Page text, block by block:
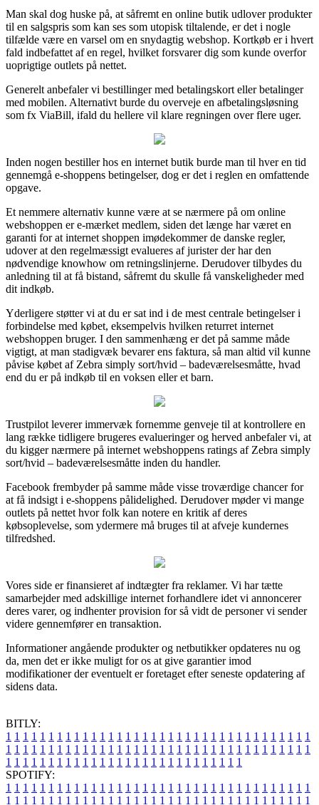
Man skal dog huske på, at såfremt en online butik udlover produkter
til en salgspris som kan ses som utopisk tiltalende, er det i nogle
tilfælde være en varsel om en snydagtig webshop. Kortkøb er i hvert
fald indbefattet af en regel, hvilket forsvarer dig som kunde overfor
uoprigtige outlets på nettet.
Generelt anbefaler vi bestillinger med betalingskort eller betalinger
med mobilen. Alternativt burde du overveje en afbetalingsløsning
som fx ViaBill, ifald du hellere vil klare regningen over flere uger.
Inden nogen bestiller hos en internet butik burde man til hver en tid
gennemgå e-shoppens betingelser, dog er det i reglen en omfattende
opgave.
Et nemmere alternativ kunne være at se nærmere på om online
webshoppen er e-mærket medlem, siden det længe har været en
garanti for at internet shoppen imødekommer de danske regler,
udover at den regelmæssigt evalueres af jurister der har den
nødvendige knowhow om retningslinjerne. Derudover tilbydes du
anledning til at få bistand, såfremt du skulle få vanskeligheder med
dit indkøb.
Yderligere støtter vi at du er sat ind i de mest centrale betingelser i
forbindelse med købet, eksempelvis hvilken returret internet
webshoppen bruger. I den sammenhæng er det på samme måde
vigtigt, at man stadigvæk bevarer ens faktura, så man altid vil kunne
påvise købet af Zebra simply sort/hvid – badeværelsesmåtte, hvad
end du er på indkøb til en voksen eller et barn.
Trustpilot leverer immervæk fornemme genveje til at kontrollere en
lang række tidligere brugeres evalueringer og herved anbefaler vi, at
du kigger nærmere på internet webshoppens ratings af Zebra simply
sort/hvid – badeværelsesmåtte inden du handler.
Facebook frembyder på samme måde visse troværdige chancer for
at få indsigt i e-shoppens pålidelighed. Derudover møder vi mange
outlets på nettet hvor folk kan notere en kritik af deres
købsoplevelse, som ydermere må bruges til at afveje kundernes
tilfredshed.
Vores side er finansieret af indtægter fra reklamer. Vi har tætte
samarbejder med adskillige internet forhandlere idet vi annoncerer
deres varer, og indhenter provision for så vidt de personer vi sender
videre gennemfører en transaktion.
Informationer angående produkter og netbutikker opdateres nu og
da, men det er ikke muligt for os at give garantier imod
modifikationer der eventuelt er foretaget efter seneste opdatering af
sidens data.
BITLY:
1 1 1 1 1 1 1 1 1 1 1 1 1 1 1 1 1 1 1 1 1 1 1 1 1 1 1 1 1 1 1 1 1 1 1 1
1 1 1 1 1 1 1 1 1 1 1 1 1 1 1 1 1 1 1 1 1 1 1 1 1 1 1 1 1 1 1 1 1 1 1 1
1 1 1 1 1 1 1 1 1 1 1 1 1 1 1 1 1 1 1 1 1 1 1 1 1 1 1 1
SPOTIFY:
1 1 1 1 1 1 1 1 1 1 1 1 1 1 1 1 1 1 1 1 1 1 1 1 1 1 1 1 1 1 1 1 1 1 1 1
1 1 1 1 1 1 1 1 1 1 1 1 1 1 1 1 1 1 1 1 1 1 1 1 1 1 1 1 1 1 1 1 1 1 1 1